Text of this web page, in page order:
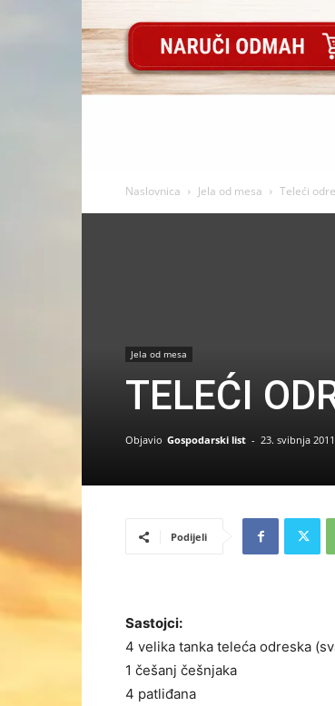
Naslovnica Jela od mesa Teleći
Jela od mesa
TELEĆI
Objavio Gospodarski list - 23. svibnja
Podijeli
Sastojci:
4 velika tanka teleća odreska
1 češanj češnjaka
4 patliđana